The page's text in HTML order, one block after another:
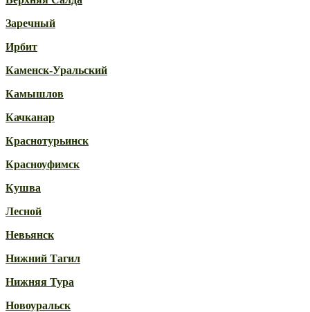
Заречный
Ирбит
Каменск-Уральский
Камышлов
Качканар
Краснотурьинск
Красноуфимск
Кушва
Лесной
Невьянск
Нижний Тагил
Нижняя Тура
Новоуральск